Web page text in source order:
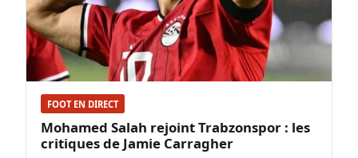
FOOT EN DIRECT
Mohamed Salah rejoint Trabzonspor : les
critiques de Jamie Carragher